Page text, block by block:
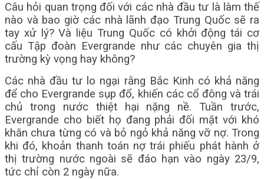
Câu hỏi quan trọng đối với các nhà đầu tư là làm thế
nào và bao giờ các nhà lãnh đạo Trung Quốc sẽ ra
tay xử lý? Và liệu Trung Quốc có khởi động tái cơ
cấu Tập đoàn Evergrande như các chuyên gia thị
trường kỳ vọng hay không?
Các nhà đầu tư lo ngại rằng Bắc Kinh có khả năng
để cho Evergrande sụp đổ, khiến các cổ đông và trái
chủ trong nước thiệt hại nặng nề. Tuần trước,
Evergrande cho biết họ đang phải đối mặt với khó
khăn chưa từng có và bỏ ngỏ khả năng vỡ nợ. Trong
khi đó, khoản thanh toán nợ trái phiếu phát hành ở
thị trường nước ngoài sẽ đáo hạn vào ngày 23/9,
tức chỉ còn 2 ngày nữa.